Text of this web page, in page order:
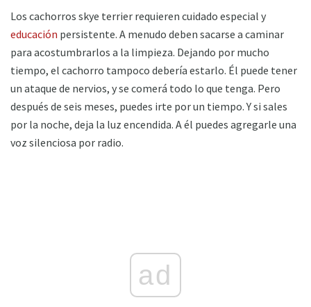
Los cachorros skye terrier requieren cuidado especial y
educación persistente. A menudo deben sacarse a caminar
para acostumbrarlos a la limpieza. Dejando por mucho
tiempo, el cachorro tampoco debería estarlo. Él puede tener
un ataque de nervios, y se comerá todo lo que tenga. Pero
después de seis meses, puedes irte por un tiempo. Y si sales
por la noche, deja la luz encendida. A él puedes agregarle una
voz silenciosa por radio.
ad